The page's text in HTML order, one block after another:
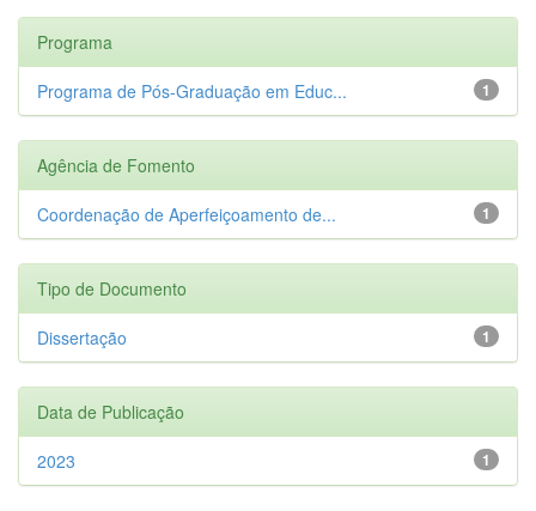
Programa
1
Programa de Pós-Graduação em Educ...
Agência de Fomento
1
Coordenação de Aperfeiçoamento de...
Tipo de Documento
1
Dissertação
Data de Publicação
1
2023